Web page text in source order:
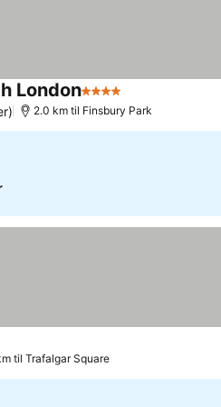
London4 Stjerner
2.0 km til Finsbury Park
til Trafalgar Square